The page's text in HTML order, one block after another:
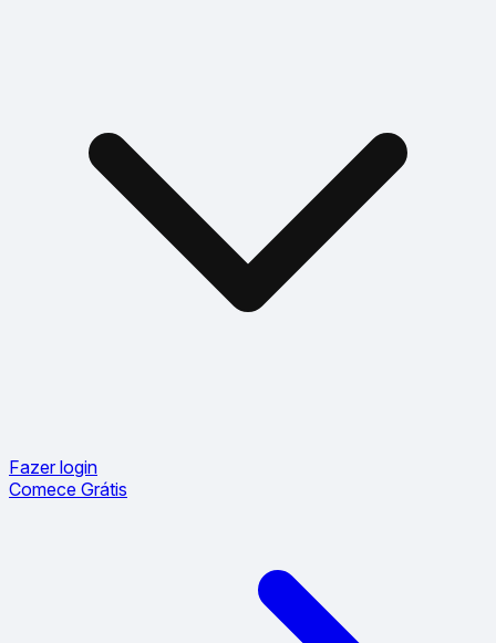
Fazer login
Comece Grátis